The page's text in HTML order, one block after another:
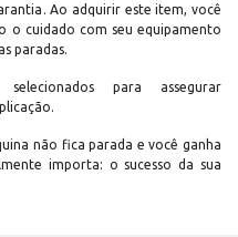
Ao adquirir este item, você
o cuidado com seu equipamento
paradas.
para assegurar
não fica parada e você ganha
importa: o sucesso da sua